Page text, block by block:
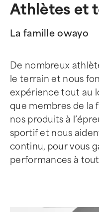
Athlètes et
La famille owayo
De nombreux
le terrain et nous
expérience tout au
que membres de la
nos produits à
sportif et nous
continu, pour vous
performances à